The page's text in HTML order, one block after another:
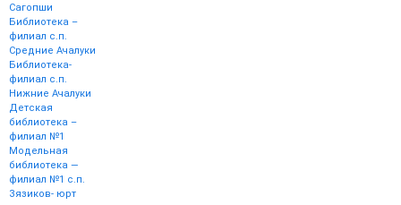
Сагопши
Библиотека –
филиал с.п.
Средние Ачалуки
Библиотека-
филиал с.п.
Нижние Ачалуки
Детская
библиотека –
филиал №1
Модельная
библиотека —
филиал №1 с.п.
Зязиков- юрт